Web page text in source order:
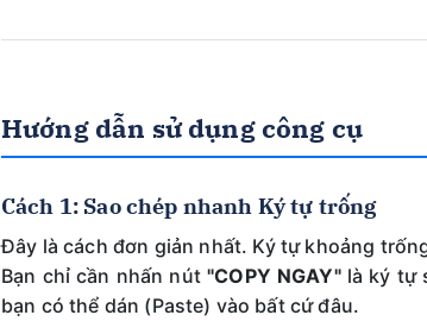
Hướng dẫn sử dụng công cụ
Cách 1: Sao chép nhanh Ký tự trống
Đây là cách đơn giản nhất. Ký tự khoảng
Bạn chỉ cần nhấn nút"COPY NGAY"là ký tự
bạn có thể dán (Paste) vào bất cứ đâu.